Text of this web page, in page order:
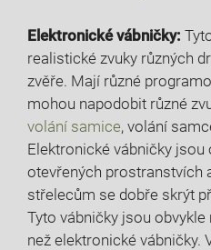
Elektronické vábničky:
realistické zvuky různých
zvěře. Mají různé
mohou napodobit různé
volání samice, volání
Elektronické vábničky jsou
otevřených prostranstvích
střelecům se dobře skrýt
Tyto vábničky jsou
než elektronické vábničky.